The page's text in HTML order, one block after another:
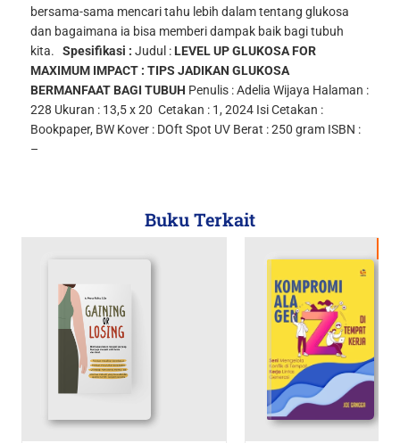
bersama-sama mencari tahu lebih dalam tentang glukosa
dan bagaimana ia bisa memberi dampak baik bagi tubuh
kita.
Spesifikasi : Judul : LEVEL UP GLUKOSA FOR
MAXIMUM IMPACT : TIPS JADIKAN GLUKOSA
BERMANFAAT BAGI TUBUH Penulis :Adelia Wijaya Halaman :
228 Ukuran : 13,5 x 20 Cetakan : 1, 2024 Isi Cetakan :
Bookpaper, BW Kover : DOft Spot UV Berat : 250 gram ISBN :
–
Buku Terkait